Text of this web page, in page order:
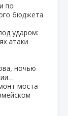
по
бюджета
ударом:
атаки
ночью
моста